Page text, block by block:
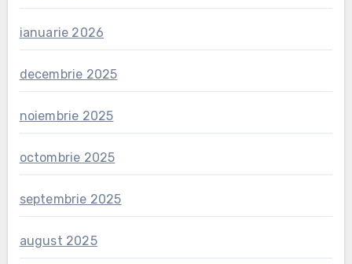
ianuarie 2026
decembrie 2025
noiembrie 2025
octombrie 2025
septembrie 2025
august 2025